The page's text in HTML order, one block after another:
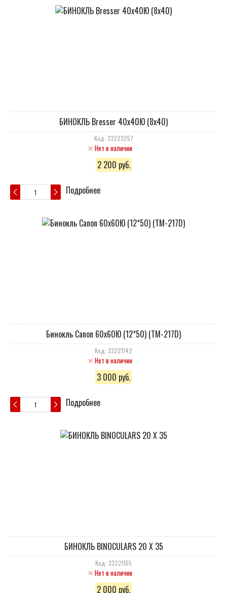
БИНОКЛЬ Bresser 40x40Ю (8x40)
Код: 33223257
Нет в наличии
2 200 руб.
Подробнее
Бинокль Canon 60x60Ю (12*50) (TM-217D)
Код: 33221142
Нет в наличии
3 000 руб.
Подробнее
БИНОКЛЬ BINOCULARS 20 X 35
Код: 33221155
Нет в наличии
2 000 руб.